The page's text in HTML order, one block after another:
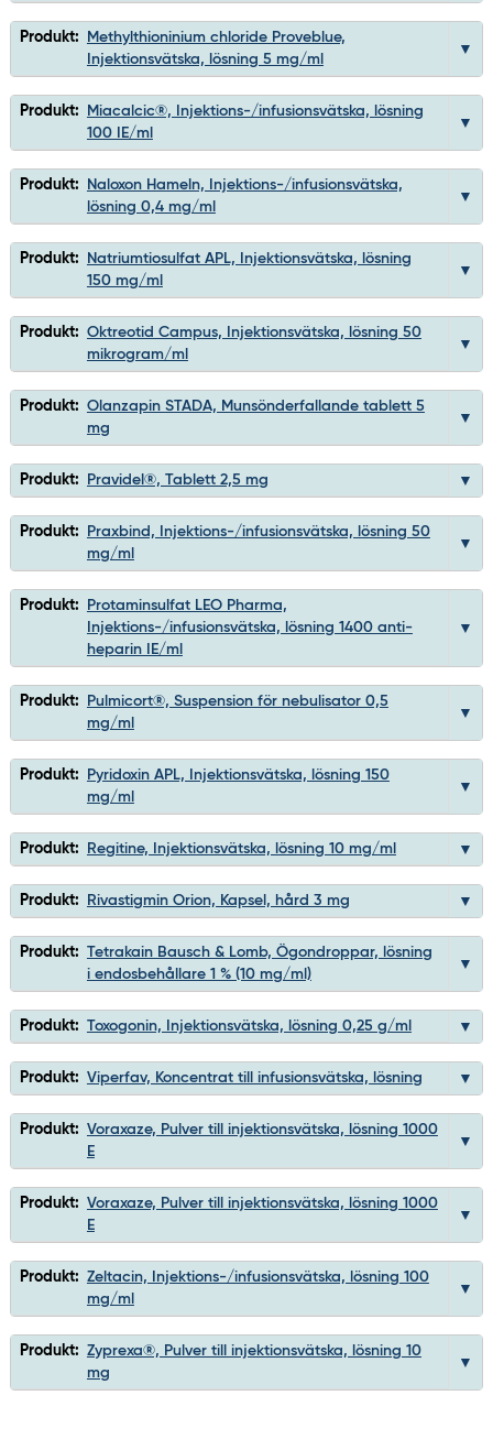
Produkt:
Methylthioninium chloride Proveblue,
Injektionsvätska, lösning 5 mg/ml
Produkt:
Miacalcic®, Injektions-/infusionsvätska, lösning
100 IE/ml
Produkt:
Naloxon Hameln, Injektions-/infusionsvätska,
lösning 0,4 mg/ml
Produkt:
Natriumtiosulfat APL, Injektionsvätska, lösning
150 mg/ml
Produkt: Oktreotid Campus, Injektionsvätska, lösning 50
mikrogram/ml
Produkt: Olanzapin STADA, Munsönderfallande tablett 5
mg
Produkt: Pravidel®, Tablett 2,5 mg
Produkt:
Praxbind, Injektions-/infusionsvätska, lösning 50
mg/ml
Produkt:
Protaminsulfat LEO Pharma,
Injektions-/infusionsvätska, lösning 1400 anti-
heparin IE/ml
Produkt:
Pulmicort®, Suspension för nebulisator 0,5
mg/ml
Produkt:
Pyridoxin APL, Injektionsvätska, lösning 150
mg/ml
Produkt: Regitine, Injektionsvätska, lösning 10 mg/ml
Produkt: Rivastigmin Orion, Kapsel, hård 3 mg
Produkt: Tetrakain Bausch & Lomb, Ögondroppar, lösning
i endosbehållare 1 % (10 mg/ml)
Produkt: Toxogonin, Injektionsvätska, lösning 0,25 g/ml
Produkt: Viperfav, Koncentrat till infusionsvätska, lösning
Produkt: Voraxaze, Pulver till injektionsvätska, lösning 1000
E
Produkt: Voraxaze, Pulver till injektionsvätska, lösning 1000
E
Produkt: Zeltacin, Injektions-/infusionsvätska, lösning 100
mg/ml
Produkt: Zyprexa®, Pulver till injektionsvätska, lösning 10
mg